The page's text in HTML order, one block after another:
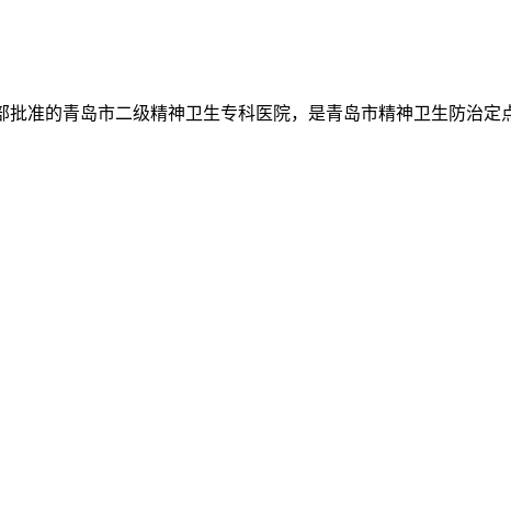
批准的青岛市二级精神卫生专科医院，是青岛市精神卫生防治